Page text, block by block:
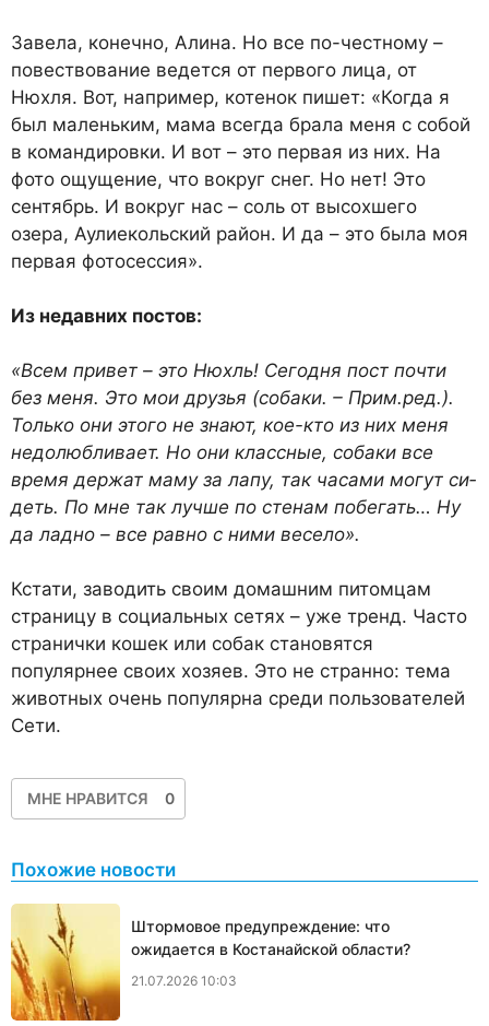
Завела, конечно, Алина. Но все по-честному –
повествова­ние ведется от первого лица, от
Нюхля. Вот, например, ко­тенок пишет: «Когда я
был ма­леньким, мама всегда брала меня с собой
в командировки. И вот – это первая из них. На
фото ощущение, что вокруг снег. Но нет! Это
сентябрь. И вокруг нас – соль от высохше­го
озера, Аулиекольский рай­он. И да – это была моя
первая фотосессия».
Из недавних постов:
«Всем привет – это Нюхль! Сегодня пост почти
без меня. Это мои друзья (собаки. – Прим.ред.).
Только они этого не знают, кое-кто из них меня
не­долюбливает. Но они классные, собаки все
время держат маму за лапу, так часами могут си­
деть. По мне так лучше по сте­нам побегать… Ну
да ладно – все равно с ними весело».
Кстати, заводить своим до­машним питомцам
страницу в социальных сетях – уже тренд. Часто
странички кошек или собак становятся
популярнее своих хозяев. Это не стран­но: тема
животных очень по­пулярна среди пользователей
Сети.
МНЕ НРАВИТСЯ 0
Похожие новости
Штормовое предупреждение: что
ожидается в Костанайской области?
21.07.2026 10:03